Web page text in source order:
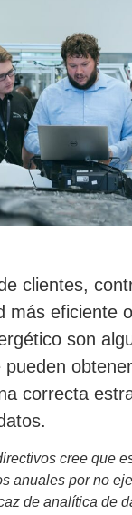
clientes,
más eficiente
son
pueden
correcta
cree que
anuales por no
de analítica de